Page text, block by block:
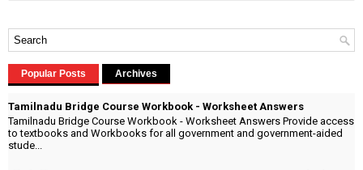
Popular Posts Archives
Tamilnadu Bridge Course Workbook - Worksheet Answers
Tamilnadu Bridge Course Workbook - Worksheet Answers Provide access
to textbooks and Workbooks for all government and government-aided
stude...